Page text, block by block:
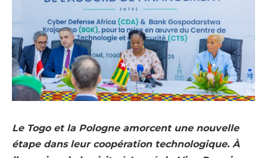
Le Togo et la Pologne amorcent une nouvelle
étape dans leur coopération technologique. À